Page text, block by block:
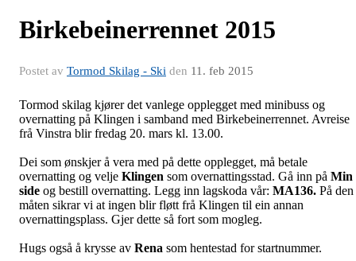
Birkebeinerrennet 2015
Postet av Tormod Skilag - Ski den 11. feb 2015
Tormod skilag kjører det vanlege opplegget med minibuss og
overnatting på Klingen i samband med Birkebeinerrennet. Avreise
frå Vinstra blir fredag 20. mars kl. 13.00.
Dei som ønskjer å vera med på dette opplegget, må betale
overnatting og velje Klingen som overnattingsstad. Gå inn på Min
side og bestill overnatting. Legg inn lagskoda vår: MA136. På den
måten sikrar vi at ingen blir fløtt frå Klingen til ein annan
overnattingsplass. Gjer dette så fort som mogleg.
Hugs også å krysse av Rena som hentestad for startnummer.